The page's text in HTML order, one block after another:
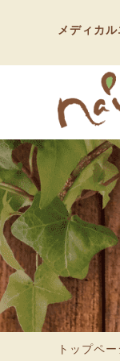
メディカ
トップペー